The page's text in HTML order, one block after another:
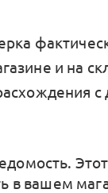
и на
в вашем